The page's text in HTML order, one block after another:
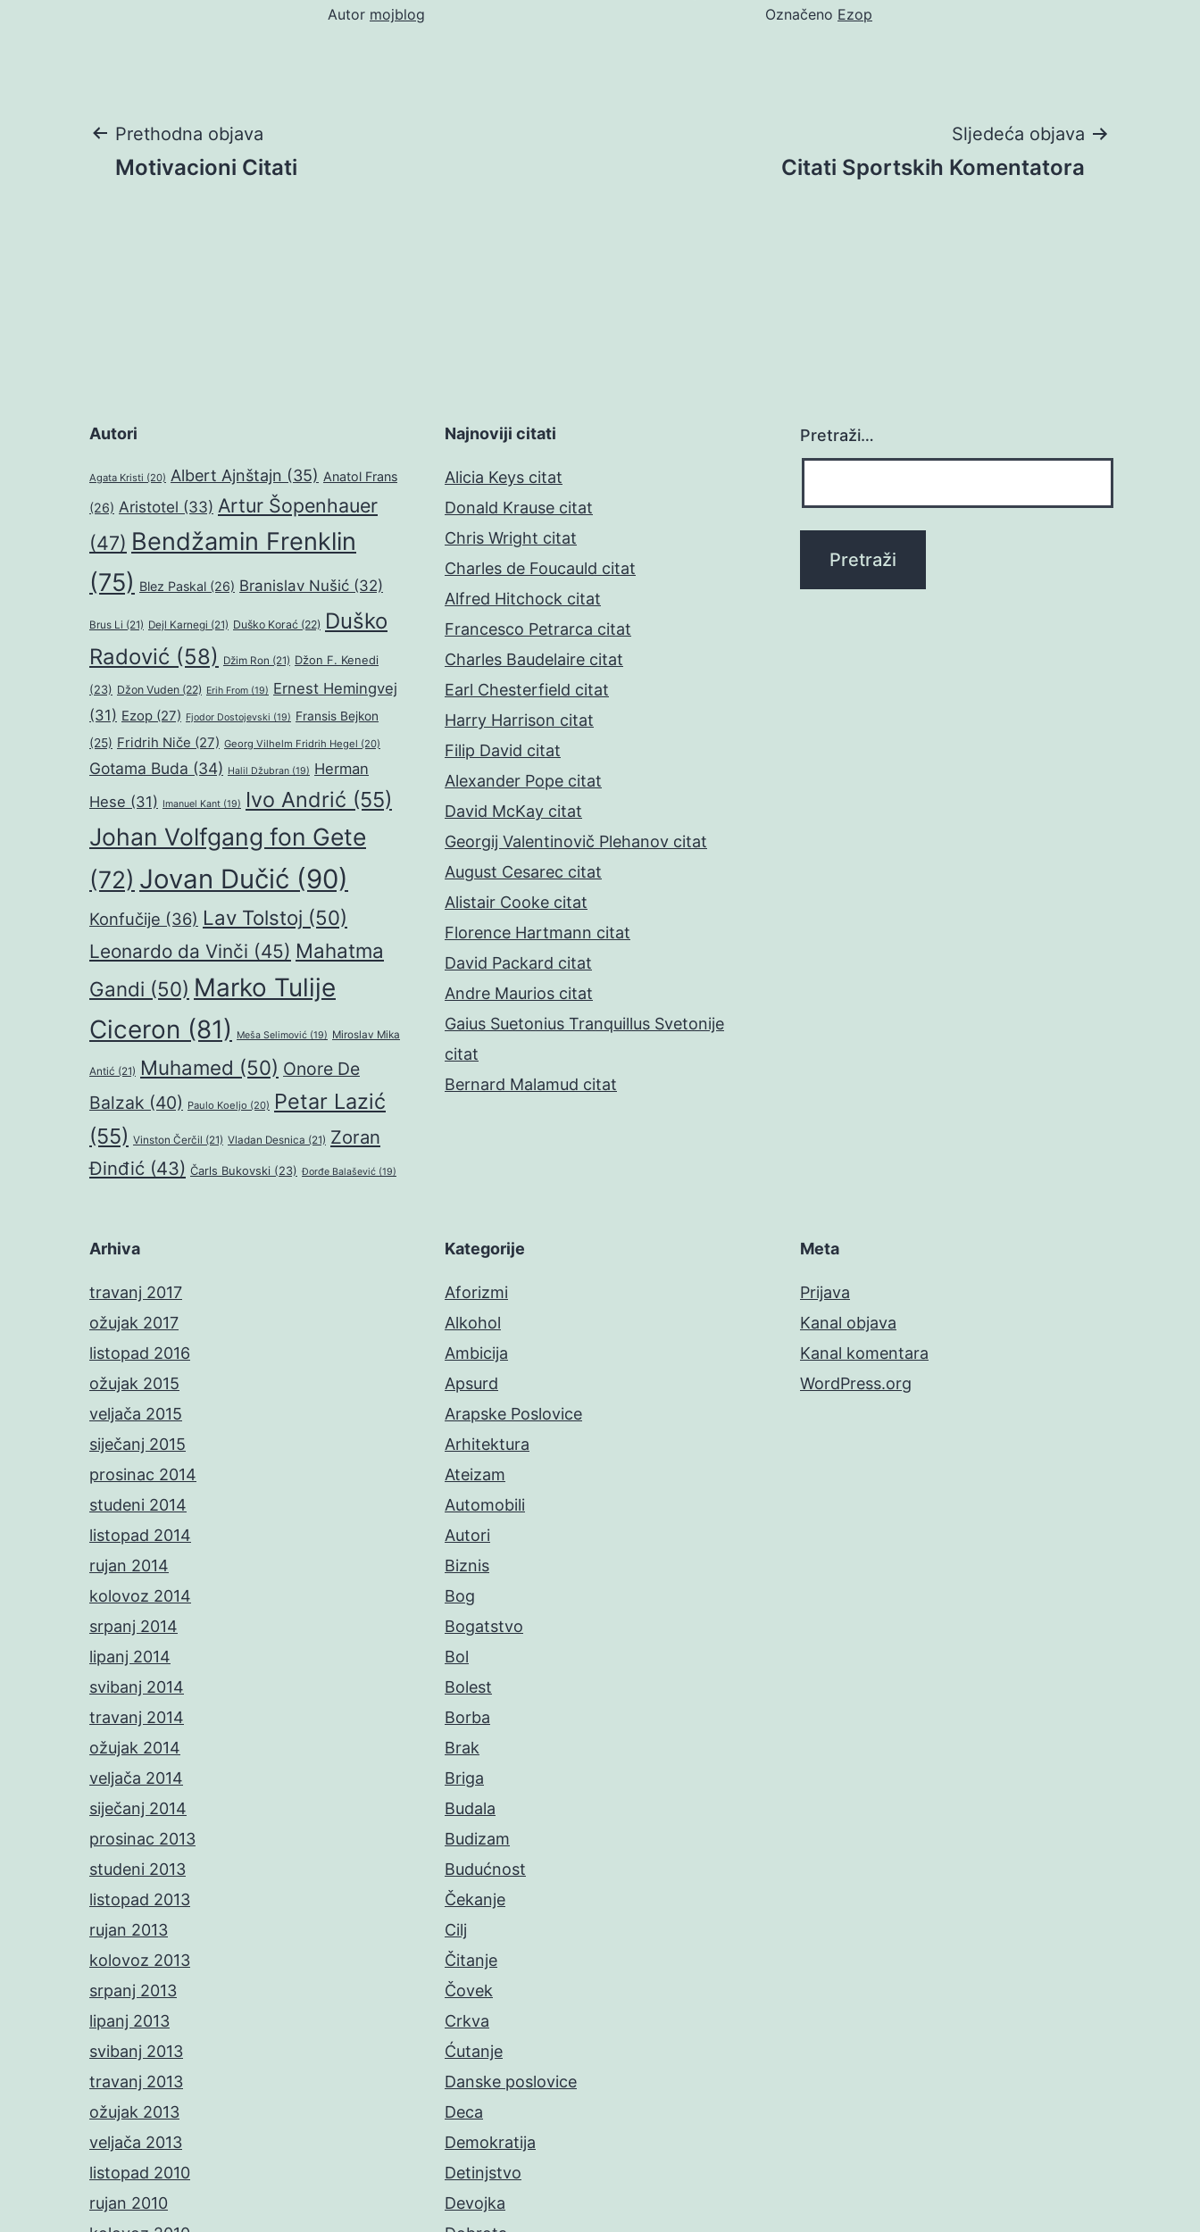
Autor mojblog
Označeno Ezop
Navigacija
Prethodna objava
Motivacioni Citati
Sljedeća objava
Citati Sportskih Komentatora
Autori
Agata Kristi (20) Albert Ajnštajn (35) Anatol Frans
(26) Aristotel (33) Artur Šopenhauer
(47) Bendžamin Frenklin
(75) Blez Paskal (26) Branislav Nušić (32)
Brus Li (21) Dejl Karnegi (21) Duško Korać (22) Duško
Radović (58) Džim Ron (21) Džon F. Kenedi
(23) Džon Vuden (22) Erih From (19) Ernest Hemingvej
(31) Ezop (27) Fjodor Dostojevski (19) Fransis Bejkon
(25) Fridrih Niče (27) Georg Vilhelm Fridrih Hegel (20)
Gotama Buda (34) Halil Džubran (19) Herman
Hese (31) Imanuel Kant (19) Ivo Andrić (55)
Johan Volfgang fon Gete
(72) Jovan Dučić (90)
Konfučije (36) Lav Tolstoj (50)
Leonardo da Vinči (45) Mahatma
Gandi (50) Marko Tulije
Ciceron (81) Meša Selimović (19) Miroslav Mika
Antić (21) Muhamed (50) Onore De
Balzak (40) Paulo Koeljo (20) Petar Lazić
(55) Vinston Čerčil (21) Vladan Desnica (21) Zoran
Đinđić (43) Čarls Bukovski (23) Đorđe Balašević (19)
Najnoviji citati
Alicia Keys citat
Donald Krause citat
Chris Wright citat
Charles de Foucauld citat
Alfred Hitchock citat
Francesco Petrarca citat
Charles Baudelaire citat
Earl Chesterfield citat
Harry Harrison citat
Filip David citat
Alexander Pope citat
David McKay citat
Georgij Valentinovič Plehanov citat
August Cesarec citat
Alistair Cooke citat
Florence Hartmann citat
David Packard citat
Andre Maurios citat
Gaius Suetonius Tranquillus Svetonije
citat
Bernard Malamud citat
Pretraži…
Arhiva
travanj 2017
ožujak 2017
listopad 2016
ožujak 2015
veljača 2015
siječanj 2015
prosinac 2014
studeni 2014
listopad 2014
rujan 2014
kolovoz 2014
srpanj 2014
lipanj 2014
svibanj 2014
travanj 2014
ožujak 2014
veljača 2014
siječanj 2014
prosinac 2013
studeni 2013
listopad 2013
rujan 2013
kolovoz 2013
srpanj 2013
lipanj 2013
svibanj 2013
travanj 2013
ožujak 2013
veljača 2013
listopad 2010
rujan 2010
Kategorije
Aforizmi
Alkohol
Ambicija
Apsurd
Arapske Poslovice
Arhitektura
Ateizam
Automobili
Autori
Biznis
Bog
Bogatstvo
Bol
Bolest
Borba
Brak
Briga
Budala
Budizam
Budućnost
Čekanje
Cilj
Čitanje
Čovek
Crkva
Ćutanje
Danske poslovice
Deca
Demokratija
Detinjstvo
Devojka
Meta
Prijava
Kanal objava
Kanal komentara
WordPress.org